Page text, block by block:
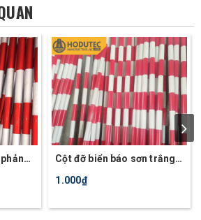
Cột đỡ biển báo sơn trắng,
đỏ
1.000₫